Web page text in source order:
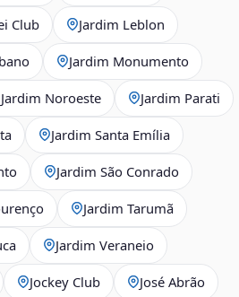
Club Jardim Leblon
Jardim Monumento
Jardim Noroeste Jardim Parati
Jardim Santa Emília
Jardim São Conrado
Jardim Tarumã
Jardim Veraneio
Jockey Club José Abrão